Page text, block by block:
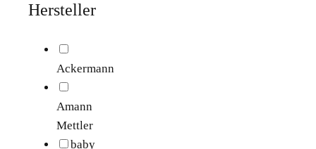
Hersteller
Ackermann
Amann
Mettler
baby